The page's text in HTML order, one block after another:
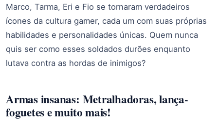
Marco, Tarma, Eri e Fio se tornaram verdadeiros
ícones da cultura gamer, cada um com suas próprias
habilidades e personalidades únicas. Quem nunca
quis ser como esses soldados durões enquanto
lutava contra as hordas de inimigos?
Armas insanas: Metralhadoras, lança-
foguetes e muito mais!